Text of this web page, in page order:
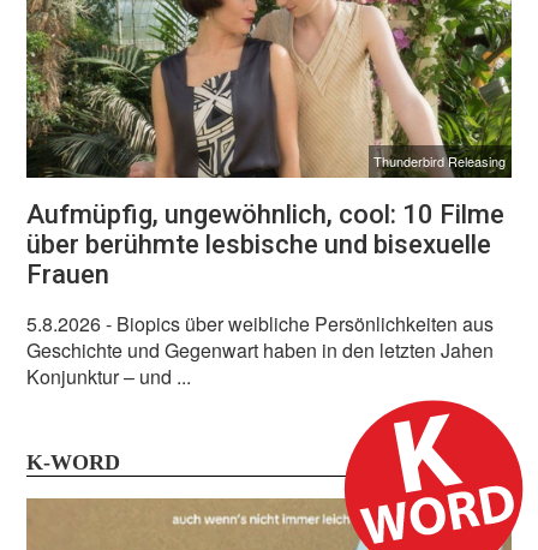
Thunderbird Releasing
Aufmüpfig, ungewöhnlich, cool: 10 Filme
über berühmte lesbische und bisexuelle
Frauen
5.8.2026- Biopics über weibliche Persönlichkeiten aus
Geschichte und Gegenwart haben in den letzten Jahen
Konjunktur – und ...
K-WORD